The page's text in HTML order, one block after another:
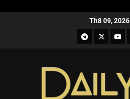
Th8 09, 2026